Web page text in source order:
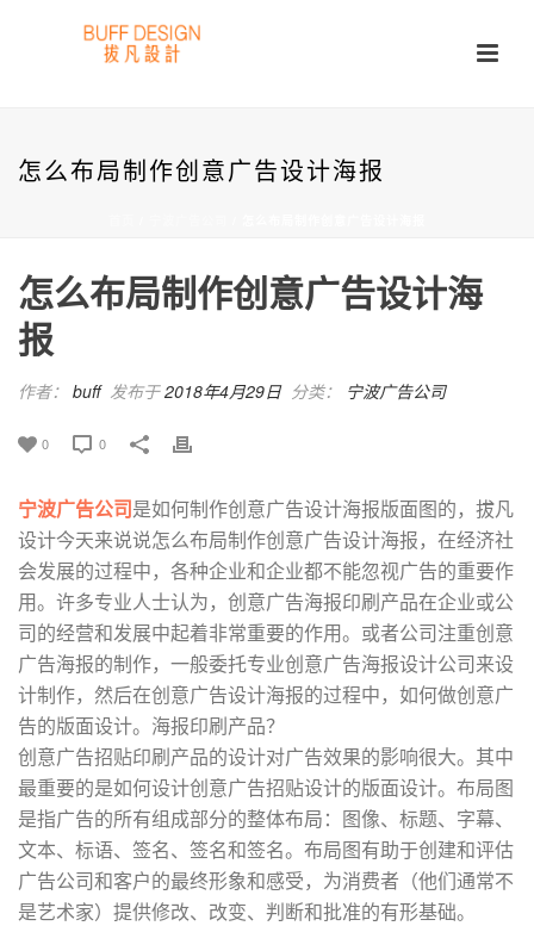
怎么布局制作创意广告设计海报
怎么布局制作创意广告设计海
报
作者： buff 发布于2018年4月29日 分类： 宁波广告公司
0 0
宁波广告公司是如何制作创意广告设计海报版面图的，拔凡
设计今天来说说怎么布局制作创意广告设计海报，在经济社
会发展的过程中，各种企业和企业都不能忽视广告的重要作
用。许多专业人士认为，创意广告海报印刷产品在企业或公
司的经营和发展中起着非常重要的作用。或者公司注重创意
广告海报的制作，一般委托专业创意广告海报设计公司来设
计制作，然后在创意广告设计海报的过程中，如何做创意广
告的版面设计。海报印刷产品？
创意广告招贴印刷产品的设计对广告效果的影响很大。其中
最重要的是如何设计创意广告招贴设计的版面设计。布局图
是指广告的所有组成部分的整体布局：图像、标题、字幕、
文本、标语、签名、签名和签名。布局图有助于创建和评估
广告公司和客户的最终形象和感受，为消费者（他们通常不
是艺术家）提供修改、改变、判断和批准的有形基础。